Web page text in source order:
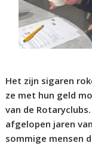
Het zijn sigaren
ze met hun geld
van de
afgelopen jaren
sommige mensen